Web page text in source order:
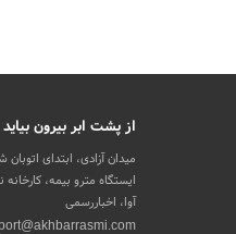
از پشت ابر بیرون بیاید
میدان آزادی، ابتدای
ایستگاه مترو بیمه،
آوا، اخباررسمی